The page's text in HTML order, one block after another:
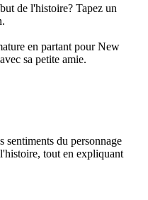
de l'histoire? Tapez un
en partant pour New
sa petite amie.
sentiments du personnage
tout en expliquant